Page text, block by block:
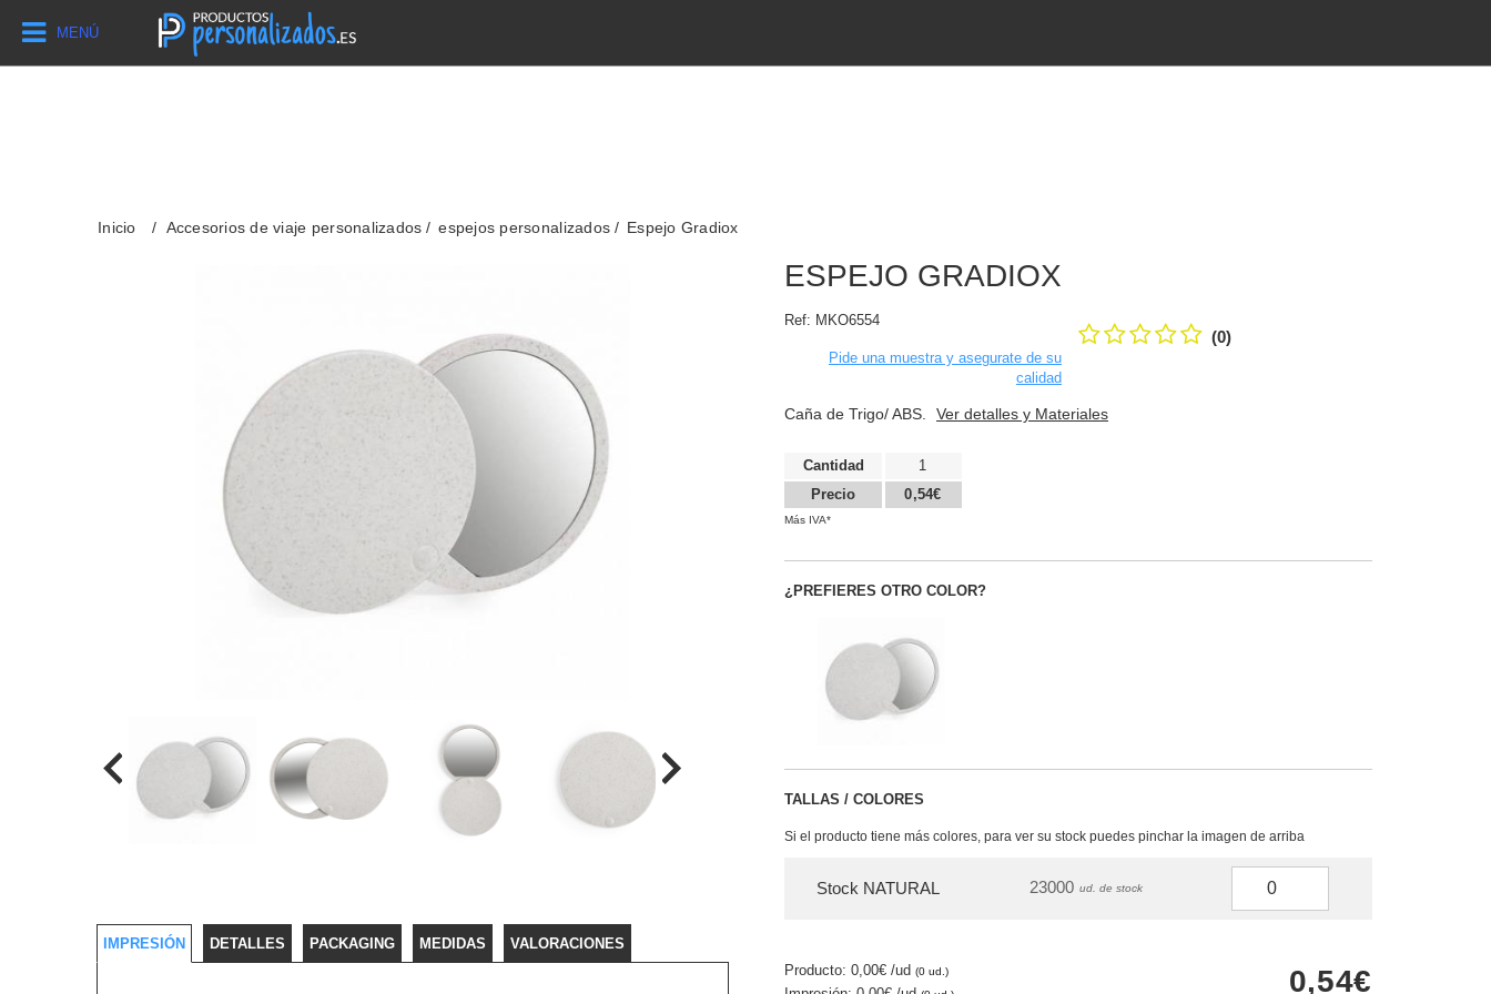
MENÚ
Inicio Accesorios de viaje personalizados espejos personalizados Espejo Gradiox
IMPRESIÓN DETALLES PACKAGING MEDIDAS VALORACIONES
ESPEJO GRADIOX
Ref: MKO6554
(0)
Pide una muestra y asegurate de su
calidad
Caña de Trigo/ ABS. Ver detalles y Materiales
Cantidad
Precio
1
0,54€
Más IVA*
¿PREFIERES OTRO COLOR?
TALLAS / COLORES
Si el producto tiene más colores, para ver su stock puedes pinchar la imagen de arriba
Stock NATURAL 23000 ud. de stock
Producto: 0,00€ /ud (0 ud.) 0,54€